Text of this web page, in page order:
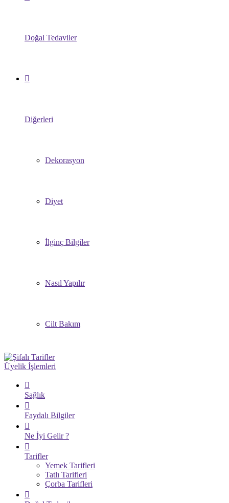
Doğal Tedaviler
Diğerleri
Dekorasyon
Diyet
İlginç Bilgiler
Nasıl Yapılır
Cilt Bakım
Üyelik İşlemleri
Sağlık
Faydalı Bilgiler
Ne İyi Gelir ?
Tarifler
Yemek Tarifleri
Tatlı Tarifleri
Çorba Tarifleri